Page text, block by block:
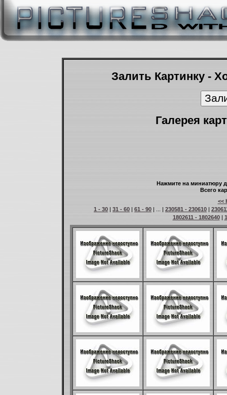
Залить Картинку -
Галерея
Нажмите на миниатюру
Всего
<<
1 - 30 | 31 - 60 | 61 - 90 | ... | 230581 - 230610 |
1802611 - 1802640|